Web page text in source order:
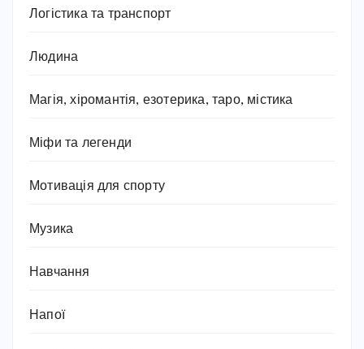
Логістика та транспорт
Людина
Магія, хіромантія, езотерика, таро, містика
Міфи та легенди
Мотивація для спорту
Музика
Навчання
Напої